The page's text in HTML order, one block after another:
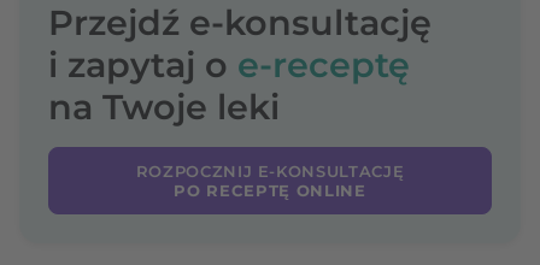
Przejdź e-konsultację
i zapytaj o e-receptę
na Twoje leki
ROZPOCZNIJ E-KONSULTACJĘ
PO RECEPTĘ ONLINE